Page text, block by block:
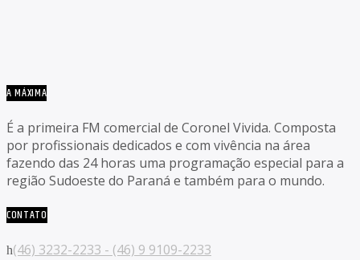
A MÁXIMA
É a primeira FM comercial de Coronel Vivida. Composta
por profissionais dedicados e com vivência na área
fazendo das 24 horas uma programação especial para a
região Sudoeste do Paraná e também para o mundo.
CONTATO
(46) 3232-2233 - (46) 9 9109-2233